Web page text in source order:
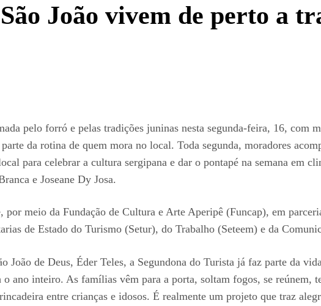
João vivem de perto a
pelo forró e pelas tradições juninas nesta segunda-feira, 16, com
da rotina de quem mora no local. Toda segunda, moradores
para celebrar a cultura sergipana e dar o pontapé na semana em
e Joseane Dy Josa.
meio da Fundação de Cultura e Arte Aperipê (Funcap), em
de Estado do Turismo (Setur), do Trabalho (Seteem) e da
João de Deus, Éder Teles, a Segundona do Turista já faz parte da
o ano inteiro. As famílias vêm para a porta, soltam fogos, se reúnem,
entre crianças e idosos. É realmente um projeto que traz